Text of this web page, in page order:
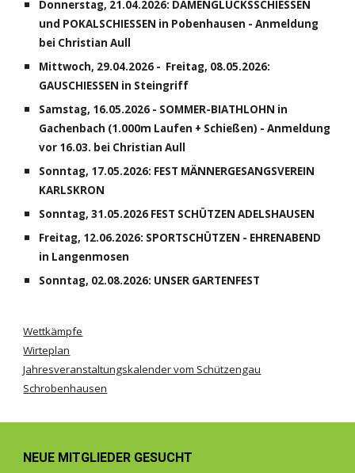
Donnerstag, 21.04.2026: DAMENGLÜCKSSCHIESSEN
und POKALSCHIESSEN in Pobenhausen - Anmeldung
bei Christian Aull
Mittwoch, 29.04.2026 - Freitag, 08.05.2026:
GAUSCHIESSEN in Steingriff
Samstag, 16.05.2026 - SOMMER-BIATHLOHN in
Gachenbach (1.000m Laufen + Schießen) - Anmeldung
vor 16.03. bei Christian Aull
Sonntag, 17.05.2026: FEST MÄNNERGESANGSVEREIN
KARLSKRON
Sonntag, 31.05.2026 FEST SCHÜTZEN ADELSHAUSEN
Freitag, 12.06.2026: SPORTSCHÜTZEN - EHRENABEND
in Langenmosen
Sonntag, 02.08.2026: UNSER GARTENFEST
Wettkämpfe
Wirteplan
Jahresveranstaltungskalender vom Schützengau
Schrobenhausen
NEUE MITGLIEDER GESUCHT